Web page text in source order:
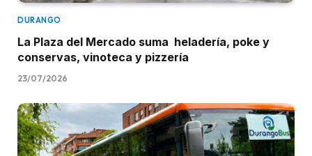
DURANGO
La Plaza del Mercado suma heladería, poke y
conservas, vinoteca y pizzería
23/07/2026